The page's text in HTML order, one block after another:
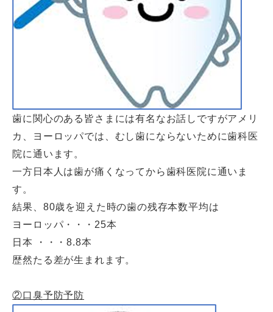
歯に関心のある皆さまには有名なお話しですがアメリ
カ、ヨーロッパでは、むし歯にならないために歯科医
院に通います。
一方日本人は歯が痛くなってから歯科医院に通いま
す。
結果、80歳を迎えた時の歯の残存本数平均は
ヨーロッパ・・・25本
日本 ・・・8.8本
歴然たる差が生まれます。
②口臭予防予防